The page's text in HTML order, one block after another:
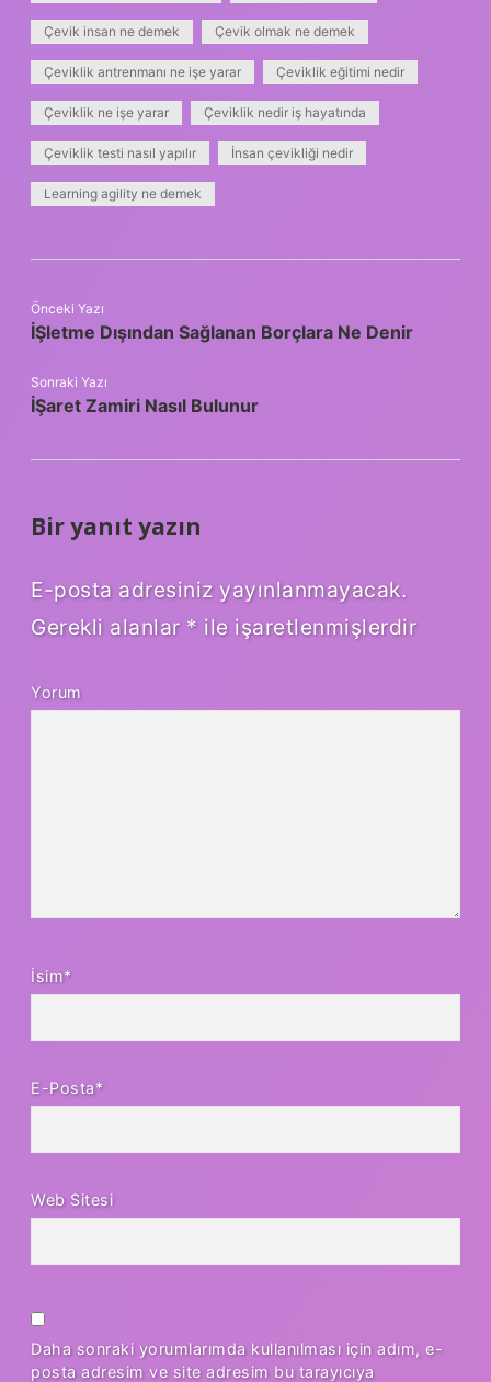
Çevik insan ne demek Çevik olmak ne demek
Çeviklik antrenmanı ne işe yarar Çeviklik eğitimi nedir
Çeviklik ne işe yarar Çeviklik nedir iş hayatında
Çeviklik testi nasıl yapılır İnsan çevikliği nedir
Learning agility ne demek
Önceki Yazı
İŞletme Dışından Sağlanan Borçlara Ne Denir
Sonraki Yazı
İŞaret Zamiri Nasıl Bulunur
Bir yanıt yazın
E-posta adresiniz yayınlanmayacak.
Gerekli alanlar * ile işaretlenmişlerdir
Yorum
İsim*
E-Posta*
Web Sitesi
Daha sonraki yorumlarımda kullanılması için adım, e-
posta adresim ve site adresim bu tarayıcıya